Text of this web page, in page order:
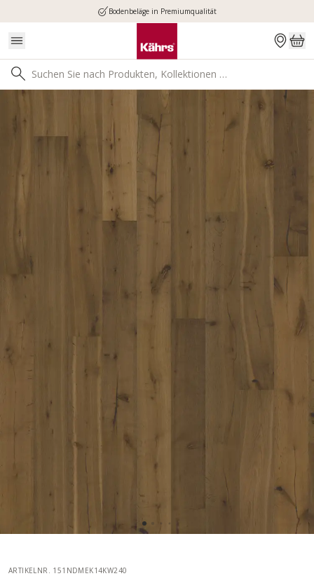
Bodenbeläge in Premiumqualität
ARTIKELNR. 151NDMEK14KW240